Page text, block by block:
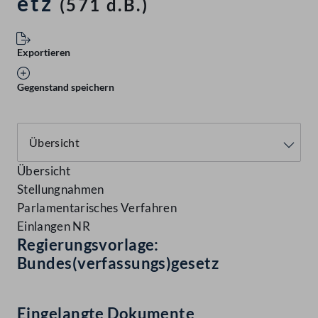
(571 d.B.)
Exportieren
Gegenstand speichern
Übersicht
Stellungnahmen
Parlamentarisches Verfahren
Einlangen NR
Regierungsvorlage:
Bundes(verfassungs)gesetz
Eingelangte Dokumente